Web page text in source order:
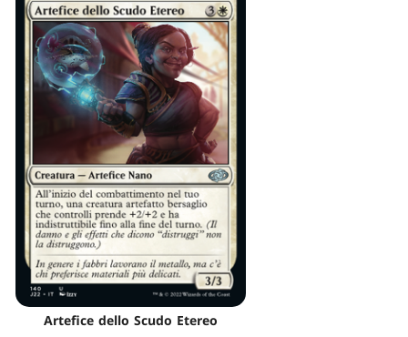
Artefice dello Scudo Etereo